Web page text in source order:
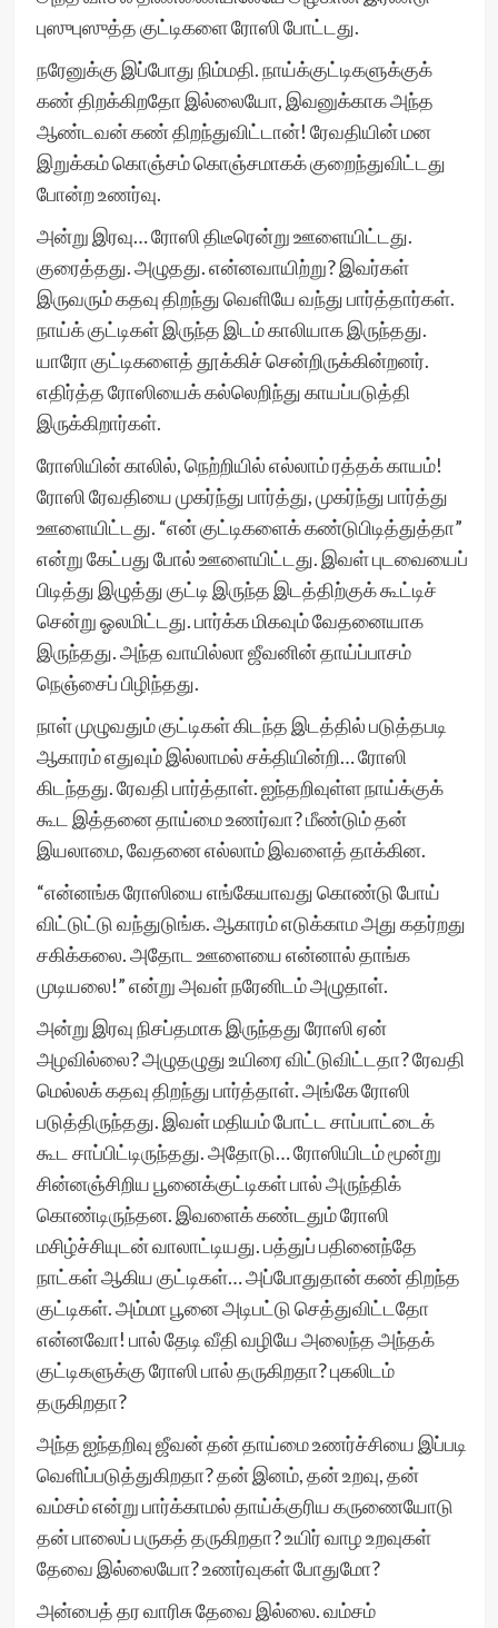
புஸுபுஸுத்த குட்டிகளை ரோஸி போட்டது.
நரேனுக்கு இப்போது நிம்மதி. நாய்க்குட்டிகளுக்குக்
கண் திறக்கிறதோ இல்லையோ, இவனுக்காக அந்த
ஆண்டவன் கண் திறந்துவிட்டான்! ரேவதியின் மன
இறுக்கம் கொஞ்சம் கொஞ்சமாகக் குறைந்துவிட்டது
போன்ற உணர்வு.
அன்று இரவு… ரோஸி திடீரென்று ஊளையிட்டது.
குரைத்தது. அழுதது. என்னவாயிற்று? இவர்கள்
இருவரும் கதவு திறந்து வெளியே வந்து பார்த்தார்கள்.
நாய்க் குட்டிகள் இருந்த இடம் காலியாக இருந்தது.
யாரோ குட்டிகளைத் தூக்கிச் சென்றிருக்கின்றனர்.
எதிர்த்த ரோஸியைக் கல்லெறிந்து காயப்படுத்தி
இருக்கிறார்கள்.
ரோஸியின் காலில், நெற்றியில் எல்லாம் ரத்தக் காயம்!
ரோஸி ரேவதியை முகர்ந்து பார்த்து, முகர்ந்து பார்த்து
ஊளையிட்டது. “என் குட்டிகளைக் கண்டுபிடித்துத்தா”
என்று கேட்பது போல் ஊளையிட்டது. இவள் புடவையைப்
பிடித்து இழுத்து குட்டி இருந்த இடத்திற்குக் கூட்டிச்
சென்று ஓலமிட்டது. பார்க்க மிகவும் வேதனையாக
இருந்தது. அந்த வாயில்லா ஜீவனின் தாய்ப்பாசம்
நெஞ்சைப் பிழிந்தது.
நாள் முழுவதும் குட்டிகள் கிடந்த இடத்தில் படுத்தபடி
ஆகாரம் எதுவும் இல்லாமல் சக்தியின்றி… ரோஸி
கிடந்தது. ரேவதி பார்த்தாள். ஐந்தறிவுள்ள நாய்க்குக்
கூட இத்தனை தாய்மை உணர்வா? மீண்டும் தன்
இயலாமை, வேதனை எல்லாம் இவளைத் தாக்கின.
“என்னங்க ரோஸியை எங்கேயாவது கொண்டு போய்
விட்டுட்டு வந்துடுங்க. ஆகாரம் எடுக்காம அது கதர்றது
சகிக்கலை. அதோட ஊளையை என்னால் தாங்க
முடியலை!” என்று அவள் நரேனிடம் அழுதாள்.
அன்று இரவு நிசப்தமாக இருந்தது ரோஸி ஏன்
அழவில்லை? அழுதழுது உயிரை விட்டுவிட்டதா? ரேவதி
மெல்லக் கதவு திறந்து பார்த்தாள். அங்கே ரோஸி
படுத்திருந்தது. இவள் மதியம் போட்ட சாப்பாட்டைக்
கூட சாப்பிட்டிருந்தது. அதோடு… ரோஸியிடம் மூன்று
சின்னஞ்சிறிய பூனைக்குட்டிகள் பால் அருந்திக்
கொண்டிருந்தன. இவளைக் கண்டதும் ரோஸி
மசிழ்ச்சியுடன் வாலாட்டியது. பத்துப் பதினைந்தே
நாட்கள் ஆகிய குட்டிகள்… அப்போதுதான் கண் திறந்த
குட்டிகள். அம்மா பூனை அடிபட்டு செத்துவிட்டதோ
என்னவோ! பால் தேடி வீதி வழியே அலைந்த அந்தக்
குட்டிகளுக்கு ரோஸி பால் தருகிறதா? புகலிடம்
தருகிறதா?
அந்த ஐந்தறிவு ஜீவன் தன் தாய்மை உணர்ச்சியை இப்படி
வெளிப்படுத்துகிறதா? தன் இனம், தன் உறவு, தன்
வம்சம் என்று பார்க்காமல் தாய்க்குரிய கருணையோடு
தன் பாலைப் பருகத் தருகிறதா? உயிர் வாழ உறவுகள்
தேவை இல்லையோ? உணர்வுகள் போதுமோ?
அன்பைத் தர வாரிசு தேவை இல்லை. வம்சம்